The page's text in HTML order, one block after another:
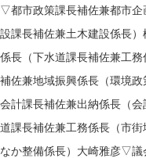
都市政策課長補佐兼都市企
課長補佐兼土木建設係長
長（下水道課長補佐兼工
佐兼地域振興係長（環境
計課長補佐兼出納係長（会
課長補佐兼工務係長（市街
か整備係長）大崎雅彦▽議